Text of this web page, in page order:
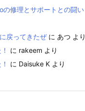
の修理とサポートとの闘い
戻ってきたぜに あつ より
に rakeem より
に Daisuke K より